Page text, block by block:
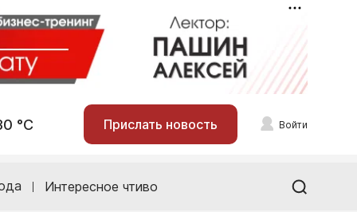
°С Прислать новость Войти
Интересное чтиво